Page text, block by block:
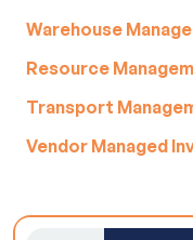
Warehouse
Resource
Transport
Vendor Managed